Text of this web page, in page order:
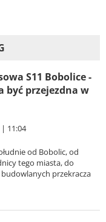
S11 Bobolice -
być przejezdna w
| 11:04
od Bobolic, od
tego miasta, do
przekracza